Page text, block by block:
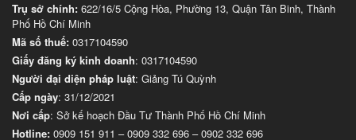
Trụ sở chính: 622/16/5 Cộng Hòa, Phường 13, Quận Tân Binh, Thành
Phố Hồ Chí Minh
Mã số thuế: 0317104590
Giấy đăng ký kinh doanh: 0317104590
Người đại diện pháp luật: Giảng Tú Quỳnh
Cấp ngày: 31/12/2021
Nơi cấp: Sở kế hoạch Đầu Tư Thành Phố Hồ Chí Minh
Hotline: 0909 151 911 –0909 332 696 –0902 332 696